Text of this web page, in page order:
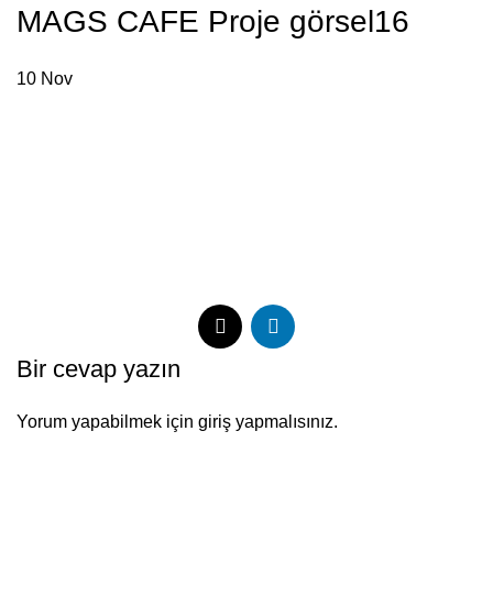
MAGS CAFE Proje görsel16
10 Nov
Bir cevap yazın
Yorum yapabilmek için giriş yapmalısınız.